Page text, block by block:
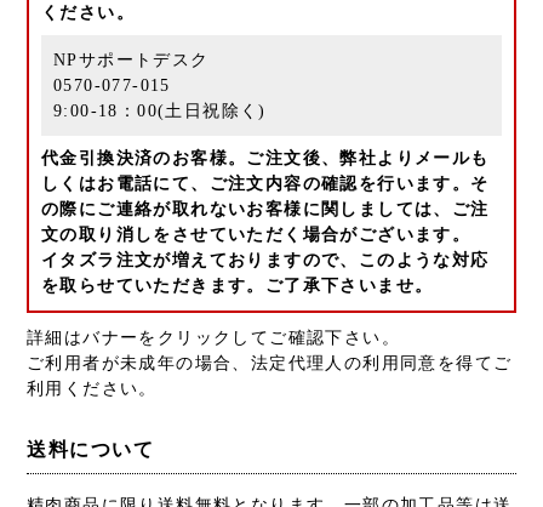
ください。
NPサポートデスク
0570-077-015
9:00-18：00(土日祝除く)
代金引換決済のお客様。ご注文後、弊社よりメールも
しくはお電話にて、ご注文内容の確認を行います。そ
の際にご連絡が取れないお客様に関しましては、ご注
文の取り消しをさせていただく場合がございます。
イタズラ注文が増えておりますので、このような対応
を取らせていただきます。ご了承下さいませ。
詳細はバナーをクリックしてご確認下さい。
ご利用者が未成年の場合、法定代理人の利用同意を得てご
利用ください。
送料について